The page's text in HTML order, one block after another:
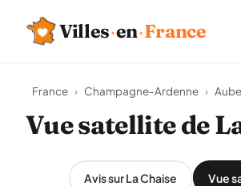
Villes·en·France
France › Champagne-Ardenne ›
Vue satellite de
Avis sur La Chaise Vue